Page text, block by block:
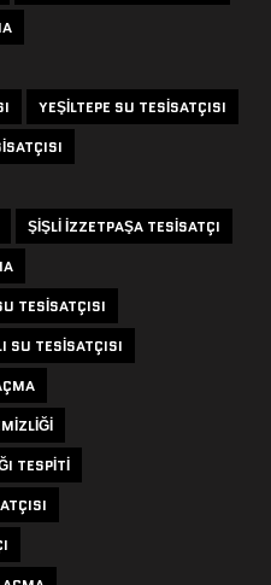
YEŞILTEPE SU TESISATÇISI
ŞIŞLI IZZETPAŞA TESISATÇI
TESISATÇISI
SU TESISATÇISI
TESPITI